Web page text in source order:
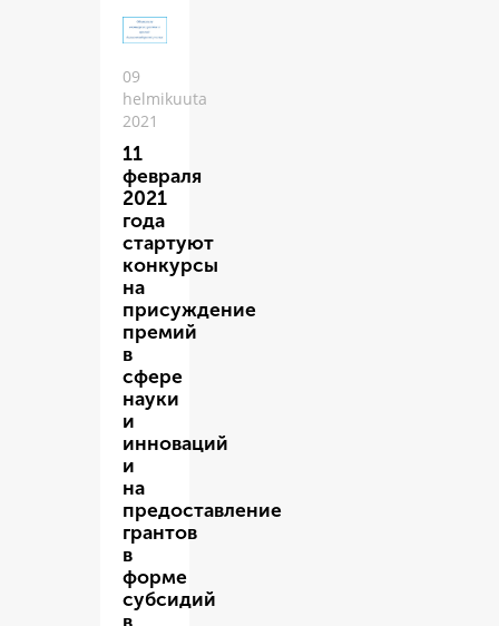
09
helmikuuta
2021
11
февраля
2021
года
стартуют
конкурсы
на
присуждение
премий
в
сфере
науки
и
инноваций
и
на
предоставление
грантов
в
форме
субсидий